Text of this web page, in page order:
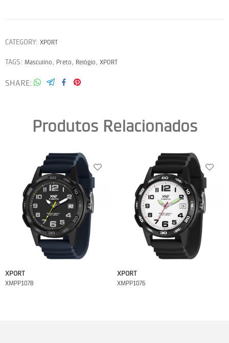
CATEGORY: XPORT
TAGS: Masculino, Preto, Relógio, XPORT
SHARE
Produtos Relacionados
XPORT
XMPP1078
XPORT
XMPP1076